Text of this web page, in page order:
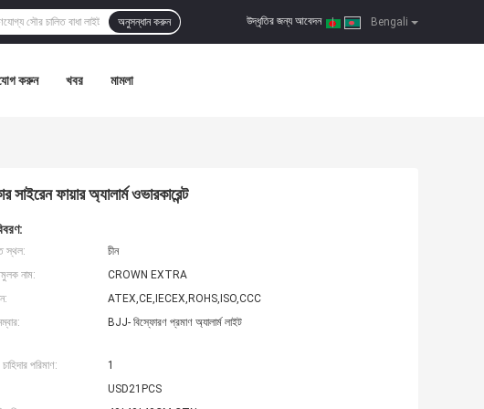
Bengali
উদ্ধৃতির জন্য আবেদন |
অনুসন্ধান করুন
করুন খবর মামলা
ফায়ার অ্যালার্ম ওভারকারেন্ট
স্থল:
চীন
নাম:
CROWN EXTRA
ATEX,CE,IECEX,ROHS,ISO,CCC
BJJ- বিস্ফোরণ প্রমাণ অ্যালার্ম লাইট
পরিমাণ:
1
USD21PCS